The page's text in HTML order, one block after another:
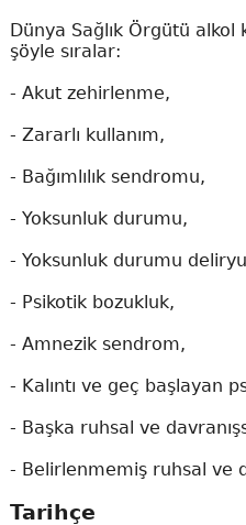
Dünya Sağlık Örgütü alkol
şöyle sıralar:
- Akut zehirlenme,
- Zararlı kullanım,
- Bağımlılık sendromu,
- Yoksunluk durumu,
- Yoksunluk durumu
- Psikotik bozukluk,
- Amnezik sendrom,
- Kalıntı ve geç başlayan
- Başka ruhsal ve
- Belirlenmemiş ruhsal ve
Tarihçe